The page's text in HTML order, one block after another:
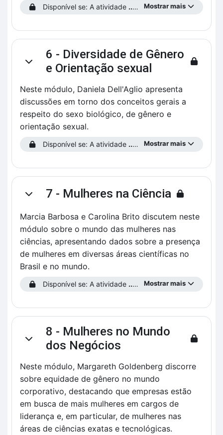
Mostrar mais
Disponível se: A atividade ...preencha o Perfil do Estudante!
Contrair
6 - Diversidade de Gênero
e Orientação sexual
Neste módulo, Daniela Dell'Aglio apresenta
discussões em torno dos conceitos gerais a
respeito do sexo biológico, de gênero e
orientação sexual.
Mostrar mais
Disponível se: A atividade ...preencha o Perfil do Estudante!
Contrair7 - Mulheres na Ciência
Marcia Barbosa e Carolina Brito discutem neste
módulo sobre o mundo das mulheres nas
ciências, apresentando dados sobre a presença
de mulheres em diversas áreas científicas no
Brasil e no mundo.
Mostrar mais
Disponível se: A atividade ...preencha o Perfil do Estudante!
Contrair
8 - Mulheres no Mundo
dos Negócios
Neste módulo, Margareth Goldenberg discorre
sobre equidade de gênero no mundo
corporativo, destacando que empresas estão
em busca de mais mulheres em cargos de
liderança e, em particular, de mulheres nas
áreas de ciências exatas e tecnológicas.